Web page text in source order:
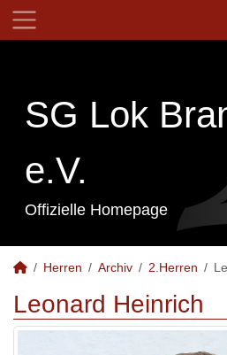
SG Lok
e.V.
Offizielle Homepage
Herren Archiv 2.Herren
Leonard Heinrich